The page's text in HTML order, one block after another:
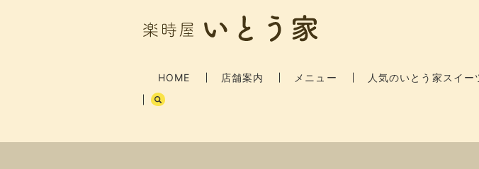
HOME 店舗案内 メニュー 人気のいとう家スイー